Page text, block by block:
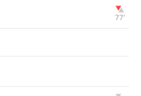
77‎’‎